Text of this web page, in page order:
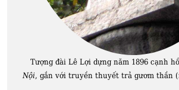
Tượng đài Lê Lợi dựng năm 1896 cạnh hồ
Nội, gắn với truyền thuyết trả gươm thần